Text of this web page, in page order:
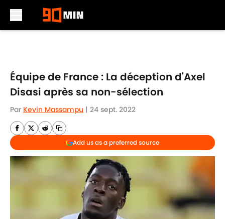
Équipe de France : La déception d'Axel
Disasi après sa non-sélection
Par Kevin Massampu | 24 sept. 2022
Add us as a preferred source